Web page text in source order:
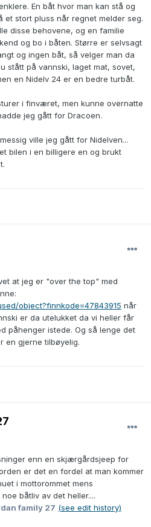
En båt hvor man kan stå og
et stort pluss når regnet melder seg.
disse behovene, og en familie
og bo i båten. Større er selvsagt
og ingen båt, så velger man da
stått på vannski, laget mat, sovet,
en Nidelv 24 er en bedre turbåt.
i finværet, men kunne overnatte
jeg gått for Dracoen.
ville jeg gått for Nidelven...
bilen i en billigere en og brukt
at jeg er "over the top" med
object?finnkode=47843915 når
er da utelukket da vi heller får
påhenger istede. Og så lenge det
en gjerne tilbøyelig.
enn en skjærgårdsjeep for
er det en fordel at man kommer
i mottorommet mens
båtliv av det heller....
family 27 (see edit history)